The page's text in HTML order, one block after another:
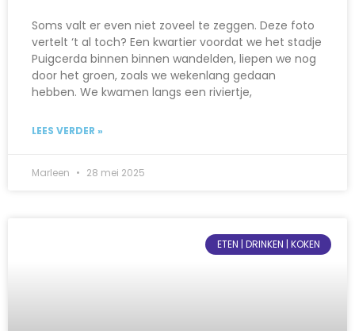
Soms valt er even niet zoveel te zeggen. Deze foto
vertelt ‘t al toch? Een kwartier voordat we het stadje
Puigcerda binnen binnen wandelden, liepen we nog
door het groen, zoals we wekenlang gedaan
hebben. We kwamen langs een riviertje,
LEES VERDER »
Marleen 28 mei 2025
ETEN | DRINKEN | KOKEN